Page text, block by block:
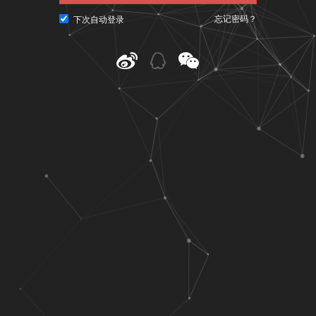
下次自动登录 忘记密码？
@ CNU视觉联盟（www.cnu.cc）